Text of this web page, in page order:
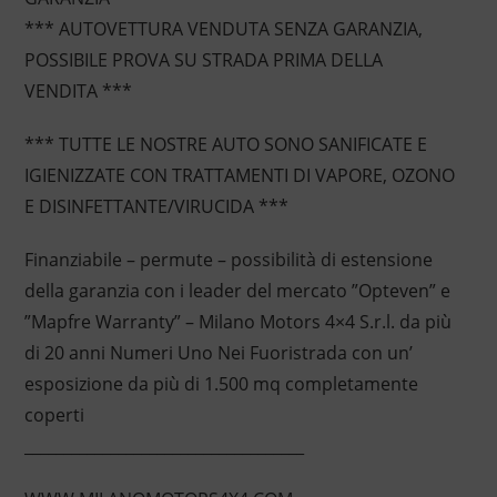
*** AUTOVETTURA VENDUTA SENZA GARANZIA,
POSSIBILE PROVA SU STRADA PRIMA DELLA
VENDITA ***
*** TUTTE LE NOSTRE AUTO SONO SANIFICATE E
IGIENIZZATE CON TRATTAMENTI DI VAPORE, OZONO
E DISINFETTANTE/VIRUCIDA ***
Finanziabile – permute – possibilità di estensione
della garanzia con i leader del mercato ”Opteven” e
”Mapfre Warranty” – Milano Motors 4×4 S.r.l. da più
di 20 anni Numeri Uno Nei Fuoristrada con un’
esposizione da più di 1.500 mq completamente
coperti